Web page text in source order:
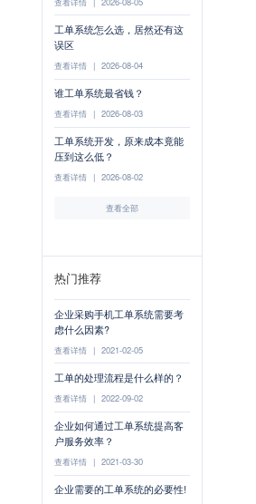
工单系统怎么选，居然还有这
误区
查看详情 | 2026-08-04
谁工单系统最省钱？
查看详情 | 2026-08-03
工单系统开发，原来成本竟能
压到这么低？
查看详情 | 2026-08-02
查看全部
热门推荐
企业采购手机工单系统需要考
虑什么因素?
查看详情 | 2021-02-05
工单的处理流程是什么样的？
查看详情 | 2022-09-02
企业如何通过工单系统提高客
户服务效率？
查看详情 | 2021-03-30
企业需要的工单系统的必要性!